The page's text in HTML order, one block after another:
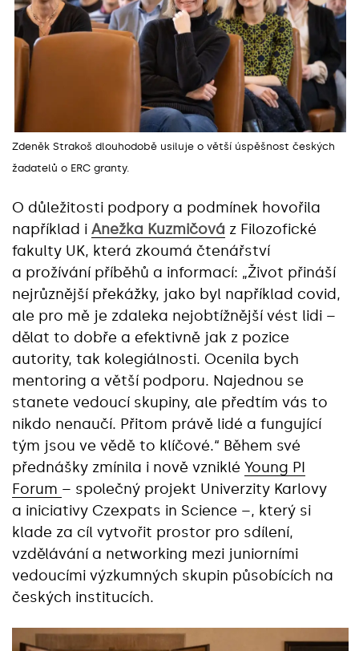
Zdeněk Strakoš dlouhodobě usiluje o větší úspěšnost českých
žadatelů o ERC granty.
O důležitosti podpory a podmínek hovořila
například i Anežka Kuzmičová z Filozofické
fakulty UK, která zkoumá čtenářství
a prožívání příběhů a informací: „Život přináší
nejrůznější překážky, jako byl například covid,
ale pro mě je zdaleka nejobtížnější vést lidi –
dělat to dobře a efektivně jak z pozice
autority, tak kolegiálnosti. Ocenila bych
mentoring a větší podporu. Najednou se
stanete vedoucí skupiny, ale předtím vás to
nikdo nenaučí. Přitom právě lidé a fungující
tým jsou ve vědě to klíčové.“ Během své
přednášky zmínila i nově vzniklé Young PI
Forum – společný projekt Univerzity Karlovy
a iniciativy Czexpats in Science –, který si
klade za cíl vytvořit prostor pro sdílení,
vzdělávání a networking mezi juniorními
vedoucími výzkumných skupin působících na
českých institucích.